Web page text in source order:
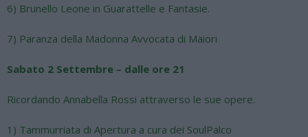
6) Brunello Leone in Guarattelle e Fantasie.
7) Paranza della Madonna Avvocata di Maiori
Sabato 2 Settembre – dalle ore 21
Ricordando Annabella Rossi attraverso le sue opere.
1) Tammurriata di Apertura a cura dei SoulPalco